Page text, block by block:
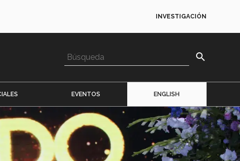
INVESTIGACIÓN
search
EVENTOS ENGLISH